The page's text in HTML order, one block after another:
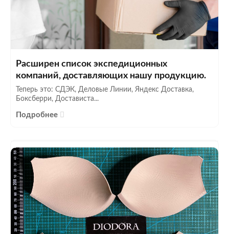
Расширен список экспедиционных
компаний, доставляющих нашу продукцию.
Теперь это: СДЭК, Деловые Линии, Яндекс Доставка,
Боксберри, Достависта...
Подробнее